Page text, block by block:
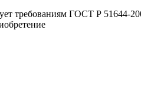
требованиям ГОСТ Р 51644-